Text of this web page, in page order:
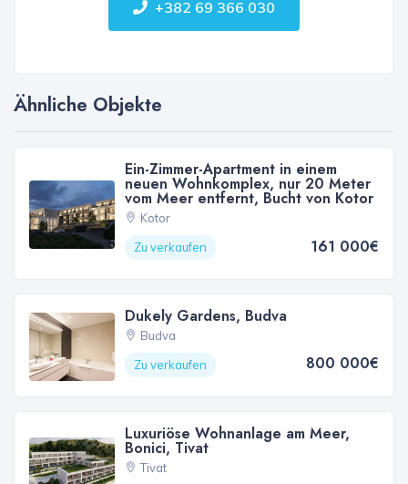
+382 69 366 030
Ähnliche Objekte
Ein-Zimmer-Apartment in einem
neuen Wohnkomplex, nur 20 Meter
vom Meer entfernt, Bucht von Kotor
Kotor
Zu verkaufen
161 000€
Dukely Gardens, Budva
Budva
Zu verkaufen
800 000€
Luxuriöse Wohnanlage am Meer,
Bonici, Tivat
Tivat